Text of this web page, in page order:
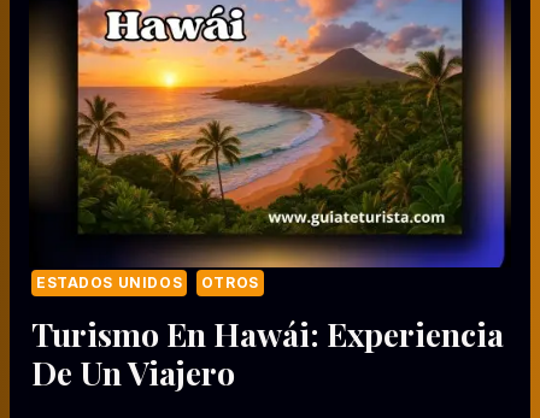
ESTADOS UNIDOS OTROS
Turismo En Hawái: Experiencia
De Un Viajero